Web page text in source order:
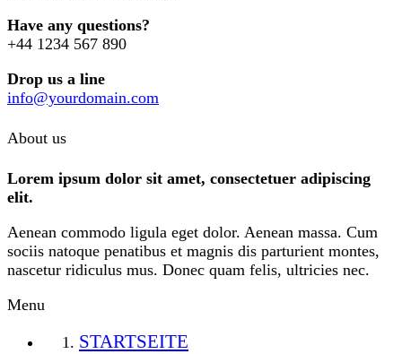
Have any questions?
+44 1234 567 890
Drop us a line
info@yourdomain.com
About us
Lorem ipsum dolor sit amet, consectetuer adipiscing
elit.
Aenean commodo ligula eget dolor. Aenean massa. Cum
sociis natoque penatibus et magnis dis parturient montes,
nascetur ridiculus mus. Donec quam felis, ultricies nec.
Menu
STARTSEITE